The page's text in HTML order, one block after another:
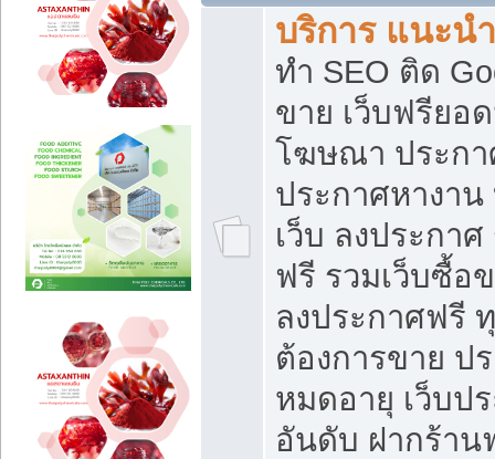
บริการ แนะน
ทำ SEO ติด
ขาย เว็บฟรียอ
โฆษณา ประกา
ประกาศหางา
เว็บ ลงประกา
ฟรี รวมเว็บซื้อ
ลงประกาศฟรี
ต้องการขาย ป
หมดอายุ เว็บป
อันดับ ฝากร้าน